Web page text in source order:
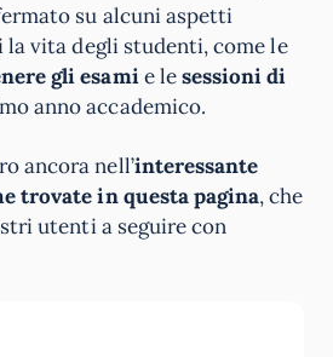
su alcuni aspetti
vita degli studenti, come le
gli esamie lesessioni di
anno accademico.
ancora nell’interessante
trovate in questa pagina, che
utenti a seguire con